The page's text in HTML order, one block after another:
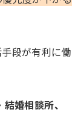
段が有利に働
婚相談所、